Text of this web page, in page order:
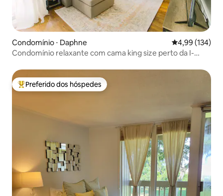
Condomínio ⋅ Daphne 4,99 de uma
4,99 (134)
Condomínio relaxante com cama king size perto da I-
Entre os melhores preferidos dos hóspedes
Preferido dos hóspedes